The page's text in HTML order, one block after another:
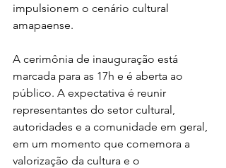
impulsionem o cenário cultural
amapaense.
A cerimônia de inauguração está
marcada para as 17h e é aberta ao
público. A expectativa é reunir
representantes do setor cultural,
autoridades e a comunidade em geral,
em um momento que comemora a
valorização da cultura e o